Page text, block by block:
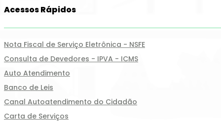
Acessos Rápidos
Nota Fiscal de Serviço Eletrônica - NSFE
Consulta de Devedores - IPVA - ICMS
Auto Atendimento
Banco de Leis
Canal Autoatendimento do Cidadão
Carta de Serviços